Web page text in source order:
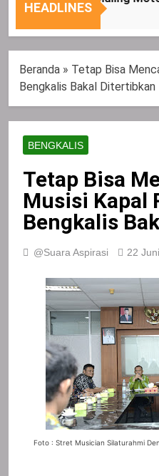
HEADLINES
Beranda » Tetap Bisa
Bengkalis Bakal Ditertibkan
BENGKALIS
Tetap Bisa
Musisi Kapal
Bengkalis
@Suara Aspirasi 22
Foto : Stret Musician Silaturahmi